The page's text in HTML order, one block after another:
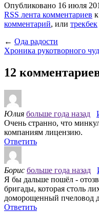
Опубликовано 16 июля
RSS лента комментариев
комментарий, или трекбек
← Ода радости
Хроника рукотворного
12
Юлия больше года назад
Очень странно, что
компаниям лицензию.
Ответить
Борис больше года назад
Я бы дальше пошёл -
бригады, которая столь
доморощенный пчеловод
Ответить